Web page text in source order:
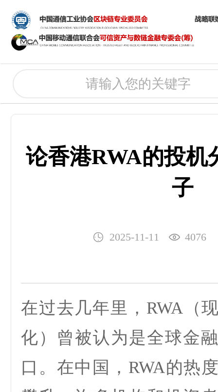
论香港RWA的投机
子
2025-11-11 4076
在过去几年里， RWA（
化）曾被认为是全球金
口。在中国， RWA的热